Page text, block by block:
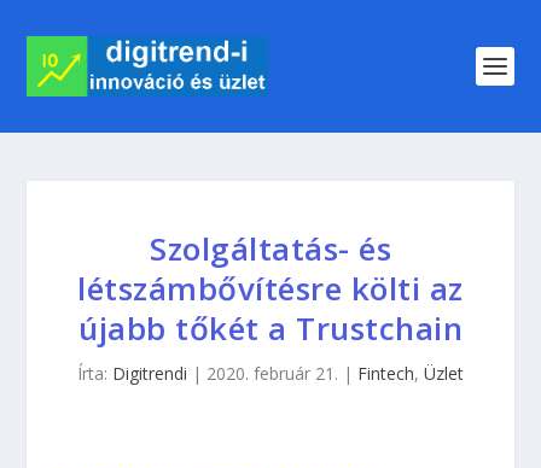
Szolgáltatás- és
létszámbővítésre költi az
újabb tőkét a Trustchain
Írta: Digitrendi | 2020. február 21. | Fintech, Üzlet